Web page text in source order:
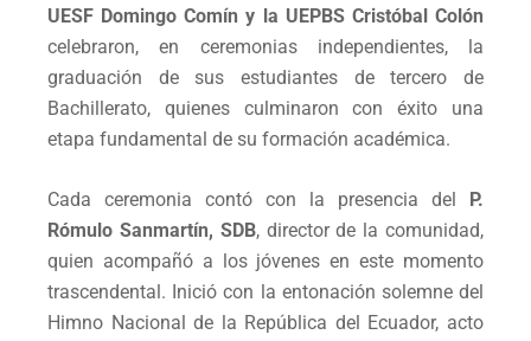
UESF Domingo Comín y la UEPBS Cristóbal Colón
celebraron, en ceremonias independientes, la
graduación de sus estudiantes de tercero de
Bachillerato, quienes culminaron con éxito una
etapa fundamental de su formación académica.
Cada ceremonia contó con la presencia del P.
Rómulo Sanmartín, SDB, director de la comunidad,
quien acompañó a los jóvenes en este momento
trascendental. Inició con la entonación solemne del
Himno Nacional de la República del Ecuador, acto